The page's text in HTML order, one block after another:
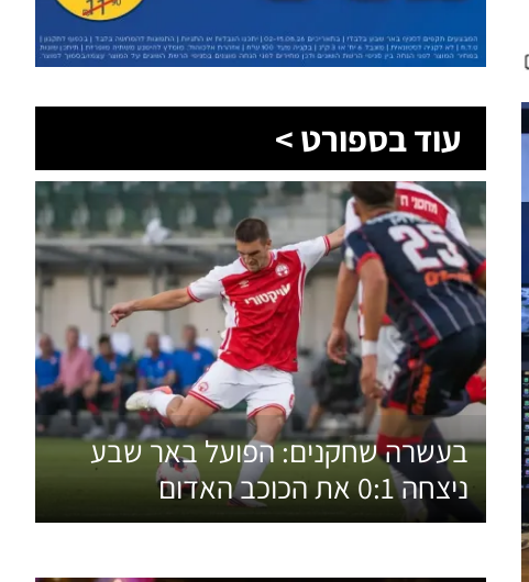
עוד בספורט >
בעשרה שחקנים: הפועל באר שבע
ניצחה 0:1 את הכוכב האדום